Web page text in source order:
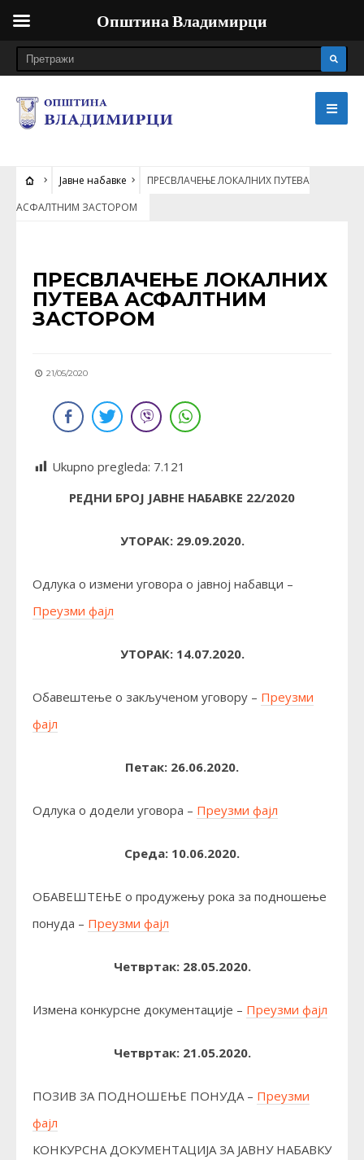
Јавне набавке
ПРЕСВЛАЧЕЊЕ ЛОКАЛНИХ ПУТЕВА
АСФАЛТНИМ ЗАСТОРОМ
ПРЕСВЛАЧЕЊЕ ЛОКАЛНИХ
ПУТЕВА АСФАЛТНИМ
ЗАСТОРОМ
21/05/2020
Ukupno pregleda: 7.121
РЕДНИ БРОЈ ЈАВНЕ НАБАВКЕ 22/2020
УТОРАК: 29.09.2020.
Одлука о измени уговора о јавној набавци –
Преузми фајл
УТОРАК: 14.07.2020.
Обавештење о закљученом уговору – Преузми
фајл
Петак: 26.06.2020.
Одлука о додели уговора – Преузми фајл
Среда: 10.06.2020.
ОБАВЕШТЕЊЕ о продужењу рока за подношење
понуда – Преузми фајл
Четвртак: 28.05.2020.
Измена конкурсне документације – Преузми фајл
Четвртак: 21.05.2020.
ПОЗИВ ЗА ПОДНОШЕЊЕ ПОНУДА – Преузми
фајл
КОНКУРСНА ДОКУМЕНТАЦИЈА ЗА ЈАВНУ НАБАВКУ
Општина Владимирци